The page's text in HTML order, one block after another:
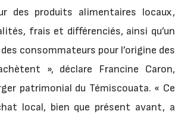
des produits alimentaires locaux,
frais et différenciés, ainsi qu’un
consommateurs pour l’origine des
», déclare Francine Caron,
patrimonial du Témiscouata. « Ce
local, bien que présent avant, a